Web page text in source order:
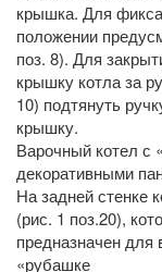
крышка. Для
положении
поз. 8). Для
крышку котла за
10) подтянуть
крышку.
Варочный котел с
декоративными
На задней стенке
(рис. 1 поз.20),
предназначен для
«рубашке